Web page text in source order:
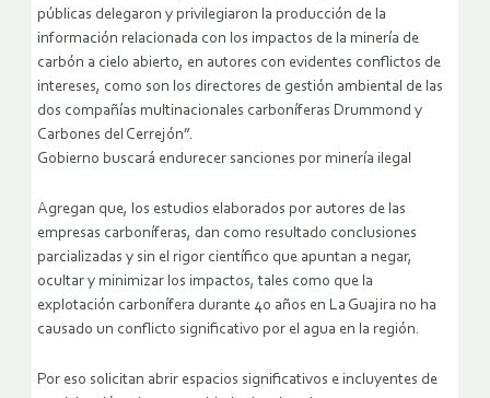
públicas delegaron y privilegiaron la producción de la
información relacionada con los impactos de la minería de
carbón a cielo abierto, en autores con evidentes conflictos de
intereses, como son los directores de gestión ambiental de las
dos compañías multinacionales carboníferas Drummond y
Carbones del Cerrejón”.
Gobierno buscará endurecer sanciones por minería ilegal
Agregan que, los estudios elaborados por autores de las
empresas carboníferas, dan como resultado conclusiones
parcializadas y sin el rigor científico que apuntan a negar,
ocultar y minimizar los impactos, tales como que la
explotación carbonífera durante 40 años en La Guajira no ha
causado un conflicto significativo por el agua en la región.
Por eso solicitan abrir espacios significativos e incluyentes de